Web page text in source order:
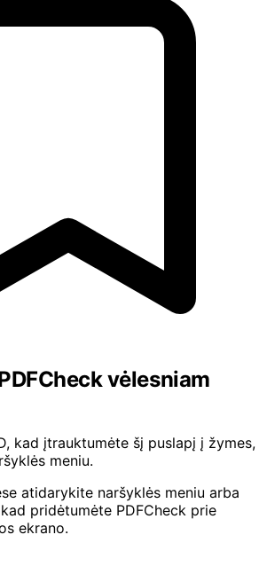
vėlesniam
kad įtrauktumėte šį puslapį į žymes,
meniu.
atidarykite naršyklės meniu arba
pridėtumėte PDFCheck prie
ekrano.